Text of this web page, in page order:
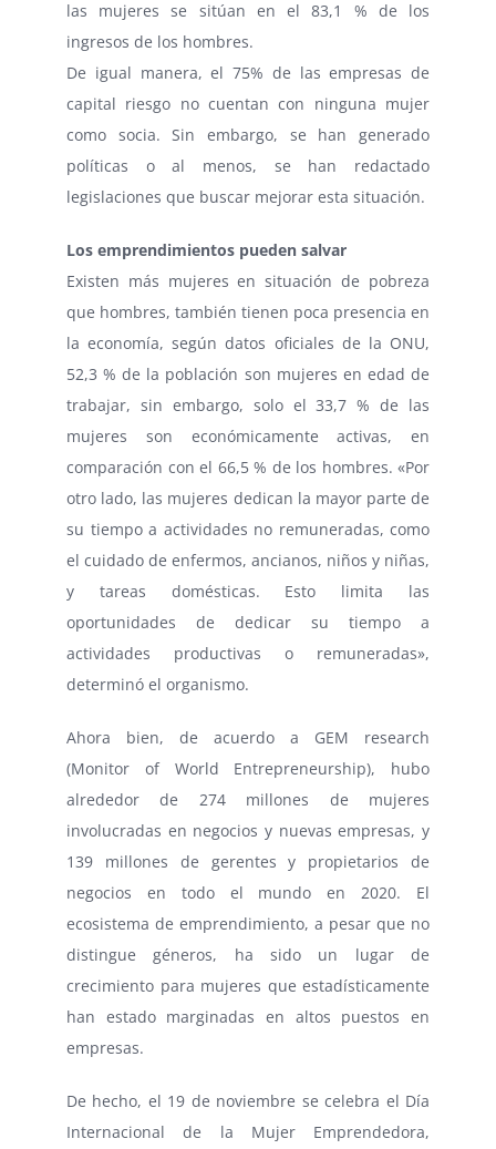
las mujeres se sitúan en el 83,1 % de los
ingresos de los hombres.
De igual manera, el 75% de las empresas de
capital riesgo no cuentan con ninguna mujer
como socia. Sin embargo, se han generado
políticas o al menos, se han redactado
legislaciones que buscar mejorar esta situación.
Los emprendimientos pueden salvar
Existen más mujeres en situación de pobreza
que hombres, también tienen poca presencia en
la economía, según datos oficiales de la ONU,
52,3 % de la población son mujeres en edad de
trabajar, sin embargo, solo el 33,7 % de las
mujeres son económicamente activas, en
comparación con el 66,5 % de los hombres. «Por
otro lado, las mujeres dedican la mayor parte de
su tiempo a actividades no remuneradas, como
el cuidado de enfermos, ancianos, niños y niñas,
y tareas domésticas. Esto limita las
oportunidades de dedicar su tiempo a
actividades productivas o remuneradas»,
determinó el organismo.
Ahora bien, de acuerdo a GEM research
(Monitor of World Entrepreneurship), hubo
alrededor de 274 millones de mujeres
involucradas en negocios y nuevas empresas, y
139 millones de gerentes y propietarios de
negocios en todo el mundo en 2020. El
ecosistema de emprendimiento, a pesar que no
distingue géneros, ha sido un lugar de
crecimiento para mujeres que estadísticamente
han estado marginadas en altos puestos en
empresas.
De hecho, el 19 de noviembre se celebra el Día
Internacional de la Mujer Emprendedora,